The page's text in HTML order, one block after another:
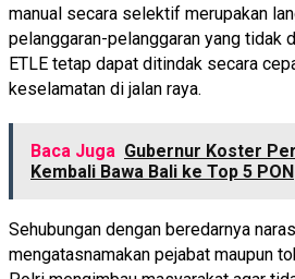
manual secara selektif merupakan
pelanggaran-pelanggaran yang tidak
ETLE tetap dapat ditindak secara
keselamatan di jalan raya.
Baca Juga Gubernur Koster
Kembali Bawa Bali ke Top 5 PON
Sehubungan dengan beredarnya
mengatasnamakan pejabat maupun